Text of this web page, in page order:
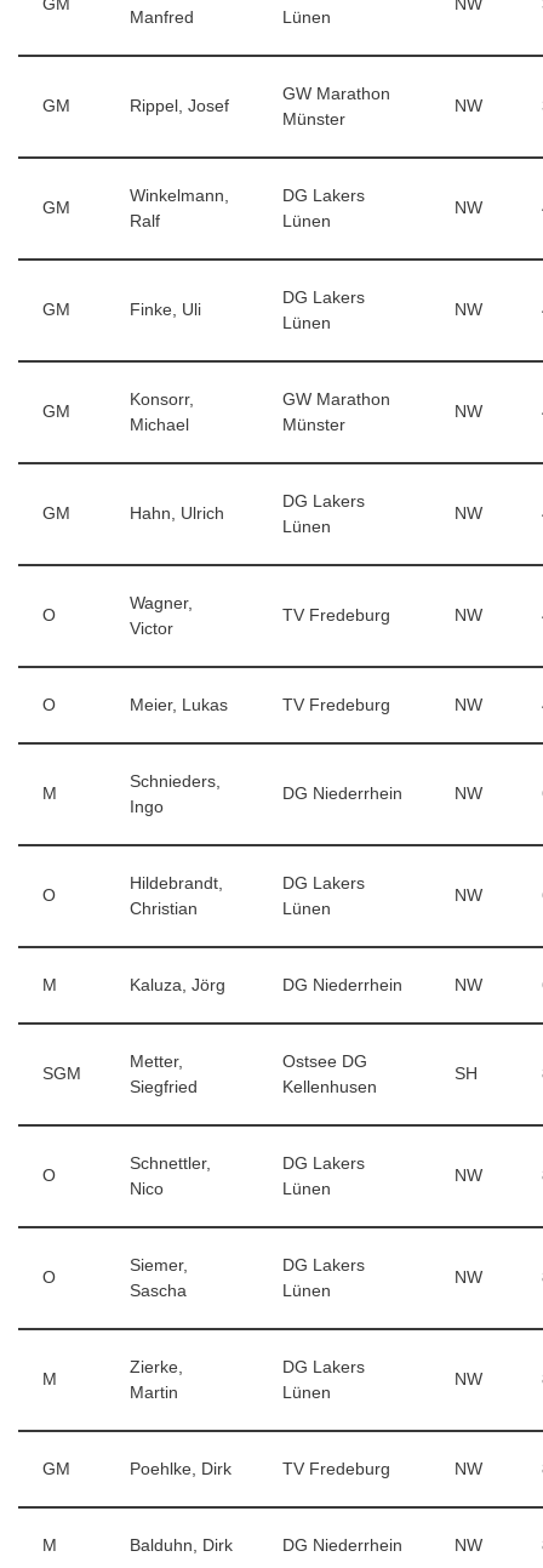
GM
Manfred
Lünen
NW
GM Rippel, Josef
GW Marathon
Münster
NW
GM
Winkelmann,
Ralf
DG Lakers
Lünen
NW
GM Finke, Uli
DG Lakers
Lünen
NW
GM
Konsorr,
Michael
GW Marathon
Münster
NW
GM Hahn, Ulrich
DG Lakers
Lünen
NW
O
Wagner,
Victor
TV Fredeburg NW
O Meier, Lukas TV Fredeburg NW
M
Schnieders,
Ingo
DG Niederrhein NW
O
Hildebrandt,
Christian
DG Lakers
Lünen
NW
M Kaluza, Jörg DG Niederrhein NW
SGM
Metter,
Siegfried
Ostsee DG
Kellenhusen
SH
O
Schnettler,
Nico
DG Lakers
Lünen
NW
O
Siemer,
Sascha
DG Lakers
Lünen
NW
M
Zierke,
Martin
DG Lakers
Lünen
NW
GM Poehlke, Dirk TV Fredeburg NW
M Balduhn, Dirk DG Niederrhein NW